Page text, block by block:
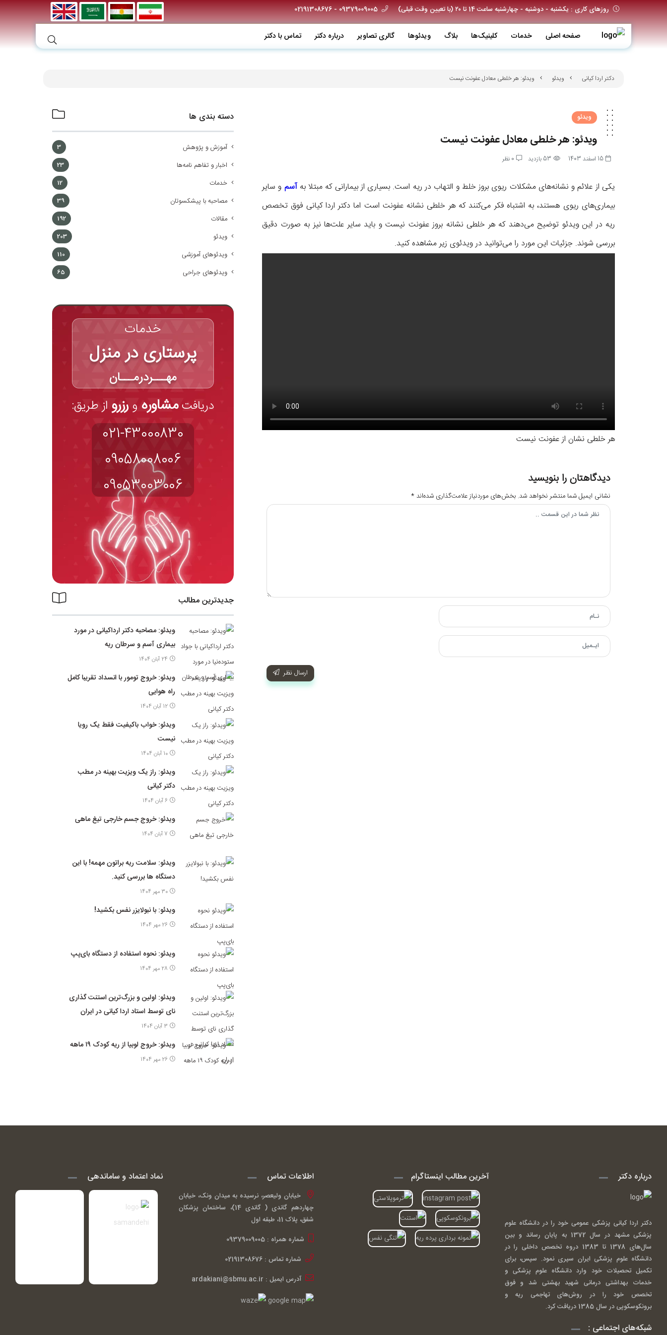
روزهای کاری : یکشنبه - دوشنبه - چهارشنبه ساعت 14 تا ۲۰ (با تعیین وقت قبلی) 09379009005 - 02191308676
صفحه اصلی خدمات کلینیک‌ها بلاگ ویدئو‌ها گالری تصاویر درباره دکتر تماس با دکتر
دکتر اردا کیانی ویدئو ویدئو: هر خلطی معادل عفونت نیست
ویدئو
ویدئو: هر خلطی معادل عفونت نیست
15 اسفند 1403 53 بازدید 0 نظر
یکی از علائم و نشانه‌های مشکلات ریوی بروز خلط و التهاب در ریه است. بسیاری از بیمارانی که مبتلا بهآسم و سایر
بیماری‌های ریوی هستند، به اشتباه فکر می‌کنند که هر خلطی نشانه عفونت است اما دکتر اردا کیانی فوق تخصص
ریه در این ویدئو توضیح می‌دهند که هر خلطی نشانه بروز عفونت نیست و باید سایر علت‌ها نیز به صورت دقیق
بررسی شوند. جزئیات این مورد را می‌توانید در ویدئوی زیر مشاهده کنید.
هر خلطی نشان از عفونت نیست
دیدگاهتان را بنویسید
نشانی ایمیل شما منتشر نخواهد شد. بخش‌های موردنیاز علامت‌گذاری شده‌اند*
ارسال نظر
دسته بندی ها
آموزش و پژوهش 3
اخبار و تفاهم نامه‌ها 23
خدمات 12
مصاحبه با پیشکسوتان 39
مقالات 192
ویدئو 203
ویدئوهای آموزشی 110
ویدئوهای جراحی 65
خدمات
پرستاری در منزل
مهـــردرمـــان
دریافتمشاوره و رزرو از طریق:
021-43000830
09058008006
09053003006
جدیدترین مطالب
ویدئو: مصاحبه دکتر ارداکیانی در مورد
بیماری آسم و سرطان ریه
24 آبان 1404
ویدئو: خروج تومور با انسداد تقریبا کامل
راه هوایی
12 آبان 1404
ویدئو: خواب باکیفیت فقط یک رویا
نیست
10 آبان 1404
ویدئو: راز یک ویزیت بهینه در مطب
دکتر کیانی
6 آبان 1404
ویدئو: خروج جسم خارجی تیغ ماهی
7 آبان 1404
ویدئو: سلامت ریه براتون مهمه! با این
دستگاه ها بررسی کنید.
30 مهر 1404
ویدئو: با نبولایزر نفس بکشید!
26 مهر 1404
ویدئو: نحوه استفاده از دستگاه بای‌پپ
28 مهر 1404
ویدئو: اولین و بزرگ‌ترین استنت گذاری
نای توسط استاد اردا کیانی در ایران
3 آبان 1404
ویدئو: خروج لوبیا از ریه کودک ۱۹ ماهه
26 مهر 1404
درباره دکتر
دکتر اردا کیانی پزشکی عمومی خود را در دانشگاه علوم
پزشکی مشهد در سال 1372 به پایان رساند و بین
سال‌های 1378 تا 1383 دروه تخصص داخلی را در
دانشگاه علوم پزشکی ایران سپری نمود. سپس، برای
تکمیل تحصیلات خود وارد دانشگاه علوم پزشکی و
خدمات بهداشتی درمانی شهید بهشتی شد و فوق
تخصص خود را در روش‌های تهاجمی ریه و
برونکوسکوپی در سال 1385 دریافت کرد.
شبکه‌های اجتماعی :
آخرین مطالب اینستاگرام اطلاعات تماس
خیابان ولیعصر، نرسیده به میدان ونک، خیابان
چهاردهم گاندی ( گاندی 14)، ساختمان پزشکان
شفق، پلاک 11، طبقه اول
شماره همراه : 09379009005
شماره تماس : 02191308676
آدرس ایمیل : ardakiani@sbmu.ac.ir
نماد اعتماد و ساماندهی